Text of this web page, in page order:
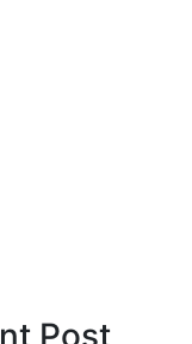
Post